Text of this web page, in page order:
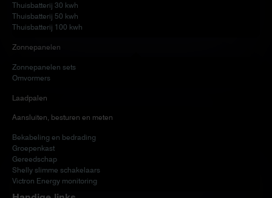
Thuisbatterij 30 kwh
Thuisbatterij 50 kwh
Thuisbatterij 100 kwh
Zonnepanelen
Zonnepanelen sets
Omvormers
Laadpalen
Aansluiten, besturen en meten
Bekabeling en bedrading
Groepenkast
Gereedschap
Shelly slimme schakelaars
Victron Energy monitoring